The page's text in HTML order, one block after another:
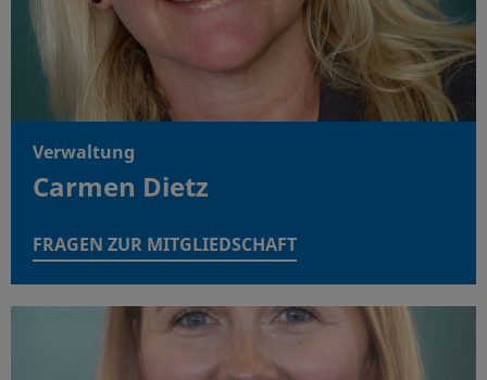
Verwaltung
Carmen Dietz
FRAGEN ZUR MITGLIEDSCHAFT